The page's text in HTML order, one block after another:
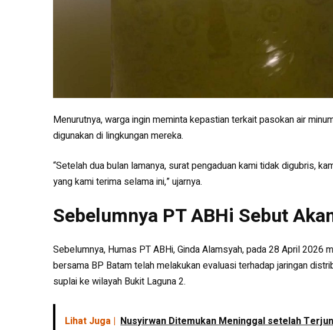
Menurutnya, warga ingin meminta kepastian terkait pasokan air
digunakan di lingkungan mereka.
“Setelah dua bulan lamanya, surat pengaduan kami tidak digubris,
yang kami terima selama ini,” ujarnya.
Sebelumnya PT ABHi Sebut
Sebelumnya, Humas PT ABHi, Ginda Alamsyah, pada 28 April 2026
bersama BP Batam telah melakukan evaluasi terhadap jaringan
suplai ke wilayah Bukit Laguna 2.
Lihat Juga | Nusyirwan Ditemukan Meninggal setelah